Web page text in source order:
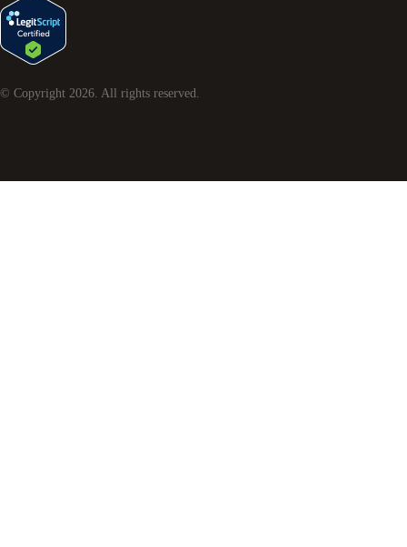
© Copyright 2026 . All rights reserved.